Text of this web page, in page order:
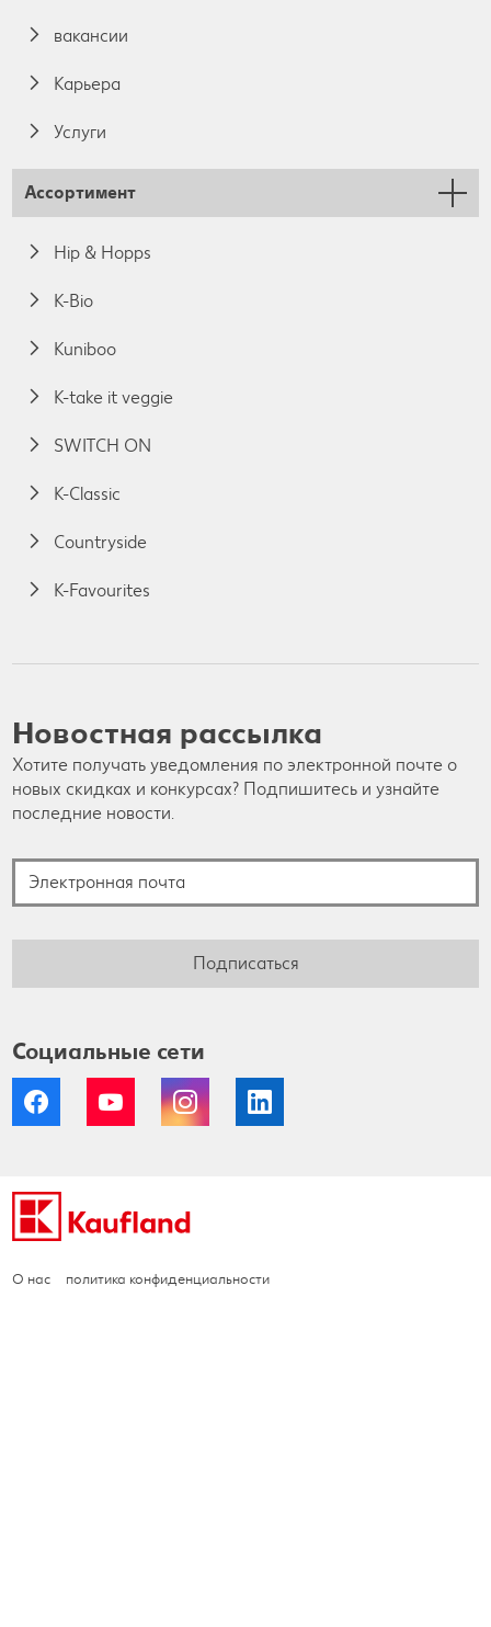
вакансии
Карьера
Услуги
Ассортимент
Hip & Hopps
K-Bio
Kuniboo
K-take it veggie
SWITCH ON
K-Classic
Countryside
K-Favourites
Новостная рассылка
Хотите получать уведомления по электронной почте о
новых скидках и конкурсах? Подпишитесь и узнайте
последние новости.
Подписаться
Социальные сети
Facebook YouTube Instagram
О нас политика конфиденциальности